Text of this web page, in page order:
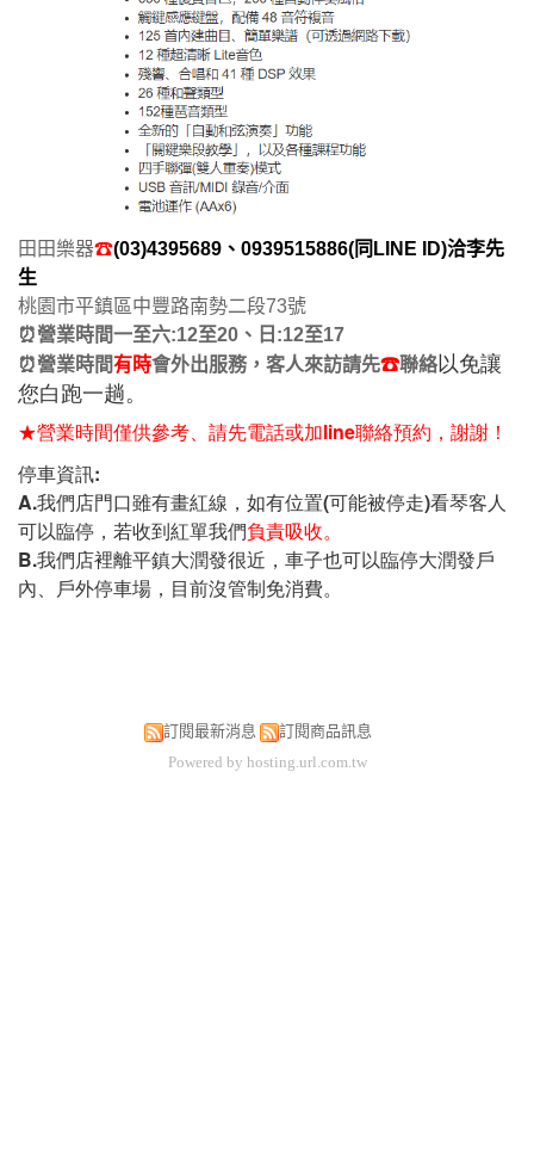
田田樂器☎(03)4395689、0939515886(同LINE ID)洽李先
生
桃園市平鎮區中豐路南勢二段73號
⏰營業時間一至六:12至20、日:12至17
⏰營業時間有時會外出服務，客人來訪請先☎聯絡以免讓
您白跑一趟。
★營業時間僅供參考、請先電話或加line聯絡預約，謝謝！
停車資訊:
A.我們店門口雖有畫紅線，如有位置(可能被停走)看琴客人
可以臨停，若收到紅單我們負責吸收。
B.我們店裡離平鎮大潤發很近，車子也可以臨停大潤發戶
內、戶外停車場，目前沒管制免消費。
訂閱最新消息
訂閱商品訊息
Powered by hosting.url.com.tw